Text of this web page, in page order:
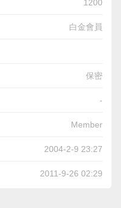
1200
白金會員
保密
-
Member
2004-2-9 23:27
2011-9-26 02:29